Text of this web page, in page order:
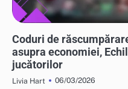
Coduri de
asupra economiei,
jucătorilor
Livia Hart
06/03/2026